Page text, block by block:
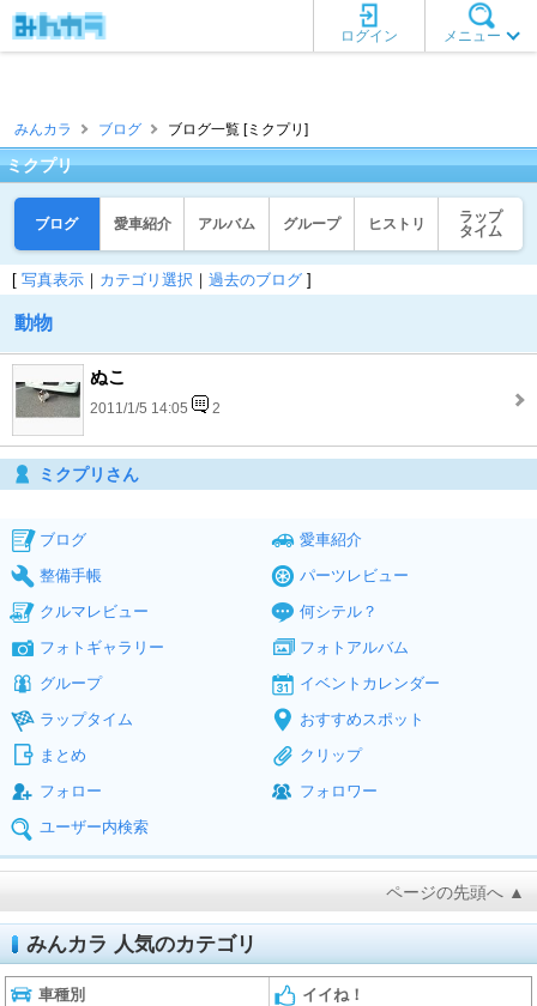
メニュー
ログイン
みんカラ ブログ ブログ一覧 [ミクプリ]
ミクプリ
ブログ 愛車紹介 アルバム グループ ヒストリ
ラップ
タイム
[ 写真表示 ｜ カテゴリ選択 ｜ 過去のブログ ]
動物
ぬこ
2011/1/5 14:05 2
ミクプリさん
ブログ
愛車紹介
整備手帳
パーツレビュー
クルマレビュー
何シテル？
フォトギャラリー
フォトアルバム
グループ
イベントカレンダー
ラップタイム
おすすめスポット
まとめ
クリップ
フォロー
フォロワー
ユーザー内検索
ページの先頭へ ▲
みんカラ 人気のカテゴリ
車種別 イイね！